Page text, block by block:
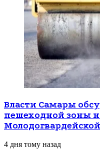
Власти Самары
пешеходной зоны
Молодогвардейской
4 дня тому назад